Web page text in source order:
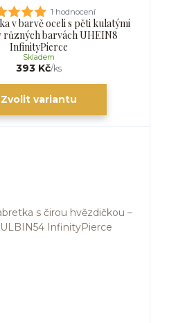
1 hodnocení
v barvě oceli s pěti kulatými
různých barvách UHEIN8
InfinityPierce
393 Kč/ks
Skladem
Zvolit variantu